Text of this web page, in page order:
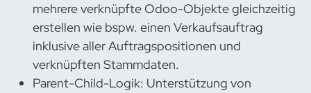
mehrere verknüpfte Odoo-Objekte gleichzeitig
erstellen wie bspw. einen Verkaufsauftrag
inklusive aller Auftragspositionen und
verknüpften Stammdaten.
Parent-Child-Logik: Unterstützung von